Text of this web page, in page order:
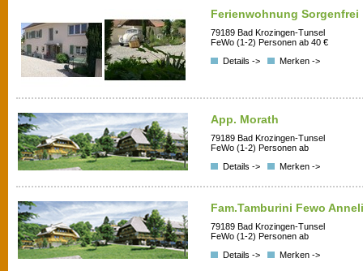
Ferienwohnung Sorgenfrei
79189 Bad Krozingen-Tunsel
FeWo (1-2) Personen ab 40 €
Details ->
Merken ->
App. Morath
79189 Bad Krozingen-Tunsel
FeWo (1-2) Personen ab
Details ->
Merken ->
Fam.Tamburini Fewo
79189 Bad Krozingen-Tunsel
FeWo (1-2) Personen ab
Details ->
Merken ->